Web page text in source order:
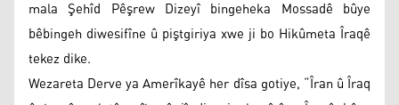
mala Şehîd Pêşrew Dizeyî bingeheka Mossadê bûye
bêbingeh diwesifîne û piştgiriya xwe ji bo Hikûmeta Îraqê
tekez dike.
Wezareta Derve ya Amerîkayê her dîsa gotiye, “Îran û Îraq